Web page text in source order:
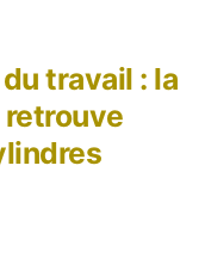
:
travail : la
retrouve